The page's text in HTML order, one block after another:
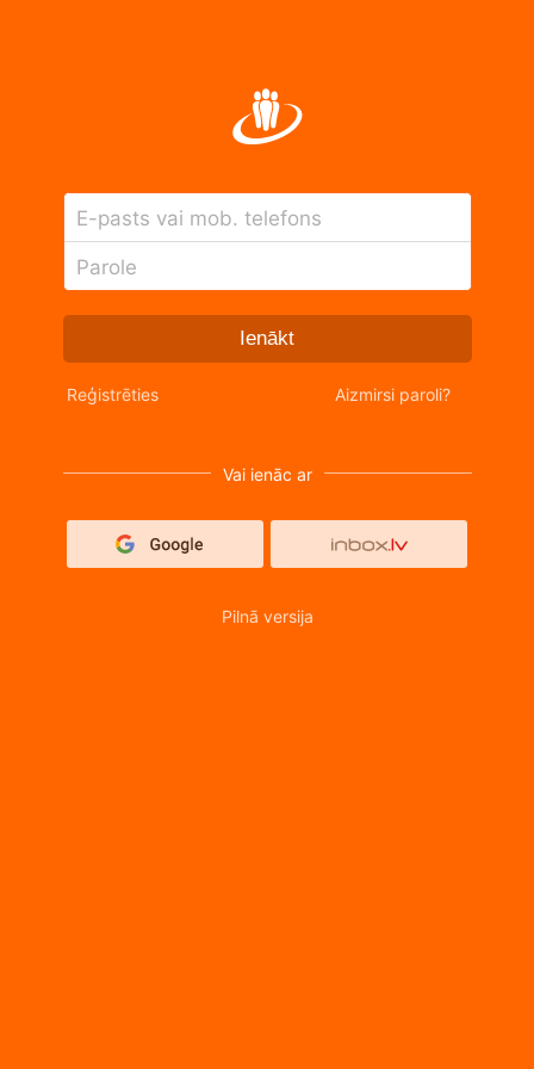
E-pasts vai mob. telefons
Parole
Ienākt
Reģistrēties Aizmirsi paroli?
Vai ienāc ar
Pilnā versija